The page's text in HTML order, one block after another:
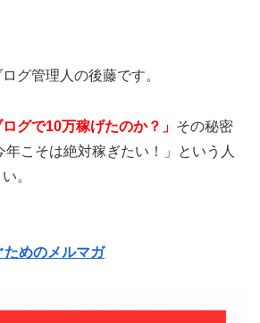
グ管理人の後藤です。
ログで10万稼げたのか？」 その秘密
年こそは絶対稼ぎたい！」という人
。
ためのメルマガ